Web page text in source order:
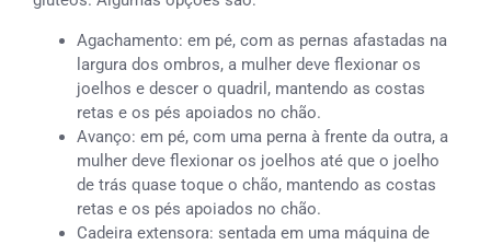
Agachamento: em pé, com as pernas afastadas na
largura dos ombros, a mulher deve flexionar os
joelhos e descer o quadril, mantendo as costas
retas e os pés apoiados no chão.
Avanço: em pé, com uma perna à frente da outra, a
mulher deve flexionar os joelhos até que o joelho
de trás quase toque o chão, mantendo as costas
retas e os pés apoiados no chão.
Cadeira extensora: sentada em uma máquina de